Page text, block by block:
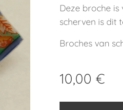
Deze broche
scherven is dit
Broches van
10,00 €